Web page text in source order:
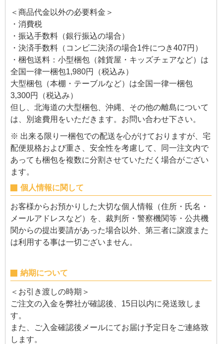
＜商品代金以外の必要料金＞
・消費税
・振込手数料（銀行振込の場合）
・決済手数料（コンビ二決済の場合1件につき407円）
・梱包送料：小型梱包（雑貨屋・キッズチェアなど）は
全国一律一梱包1,980円（税込み）
大型梱包（本棚・テーブルなど）は全国一律一梱包
3,300円（税込み）
但し、北海道の大型梱包、沖縄、その他の離島について
は、別途費用をいただきます。お問い合わせ下さい。
※ 出来る限り一梱包での配送を心がけておりますが、宅
配便規格および重さ、安全性を考慮して、同一注文内で
あっても梱包を複数に分割させていただく場合がござい
ます。
個人情報に関して
お客様からお預かりした大切な個人情報（住所・氏名・
メールアドレスなど）を、裁判所・警察機関等・公共機
関からの提出要請があった場合以外、第三者に譲渡また
は利用する事は一切ございません。
納期について
＜お引き渡しの時期＞
ご注文の入金を弊社が確認後、15日以内に発送致しま
す。
また、ご入金確認後メールにてお届け予定日をご連絡致
します。